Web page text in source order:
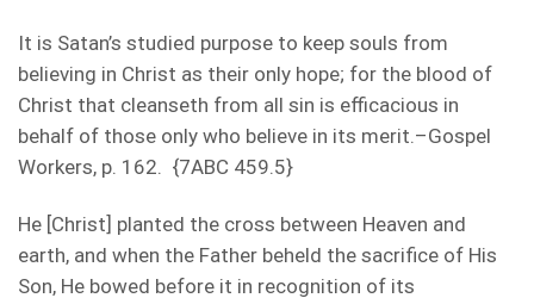
It is Satan’s studied purpose to keep souls from
believing in Christ as their only hope; for the blood of
Christ that cleanseth from all sin is efficacious in
behalf of those only who believe in its merit.–Gospel
Workers, p. 162. {7ABC 459.5}
He [Christ] planted the cross between Heaven and
earth, and when the Father beheld the sacrifice of His
Son, He bowed before it in recognition of its